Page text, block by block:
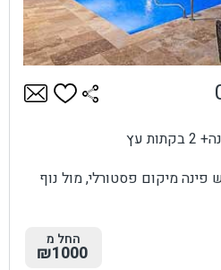
מיקום פסטורלי, מול נוף
החל מ
₪1000